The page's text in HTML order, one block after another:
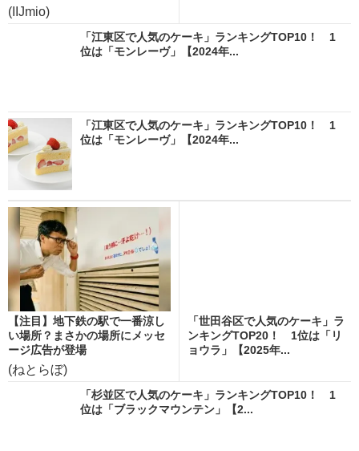
(IIJmio)
「江東区で人気のケーキ」ランキングTOP10！ 1
位は「モンレーヴ」【2024年...
「江東区で人気のケーキ」ランキングTOP10！ 1
位は「モンレーヴ」【2024年...
【注目】地下鉄の駅で一番涼し
い場所？まさかの場所にメッセ
ージ広告が登場
(ねとらぼ)
「世田谷区で人気のケーキ」ラ
ンキングTOP20！ 1位は「リ
ョウラ」【2025年...
「杉並区で人気のケーキ」ランキングTOP10！ 1
位は「ブラックマウンテン」【2...